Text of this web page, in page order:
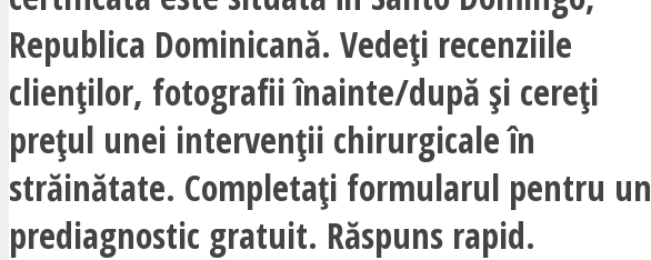
Republica Dominicană. Vedeți recenziile
clienților, fotografii înainte/după și cereți
prețul unei intervenții chirurgicale în
străinătate. Completați formularul pentru un
prediagnostic gratuit. Răspuns rapid.